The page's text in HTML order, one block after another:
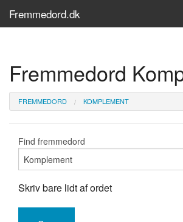
Fremmedord.dk
Søg...
Find bøger
Fremmedord
FREMMEDORD KOMPLEMENT
Find fremmedord
Skriv bare lidt af ordet